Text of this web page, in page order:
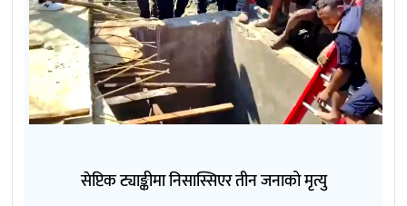
सेप्टिक ट्याङ्कीमा निसास्सिएर तीन जनाको मृत्यु